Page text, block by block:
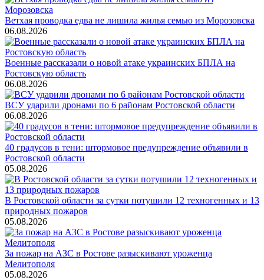
Ветхая проводка едва не лишила жилья семью из Морозовска
06.08.2026
Военные рассказали о новой атаке украинских БПЛА на
Ростовскую область
06.08.2026
ВСУ ударили дронами по 6 районам Ростовской области
06.08.2026
40 градусов в тени: штормовое предупреждение объявили в
Ростовской области
05.08.2026
В Ростовской области за сутки потушили 12 техногенных и 13
природных пожаров
05.08.2026
За пожар на АЗС в Ростове разыскивают уроженца
Мелитополя
05.08.2026